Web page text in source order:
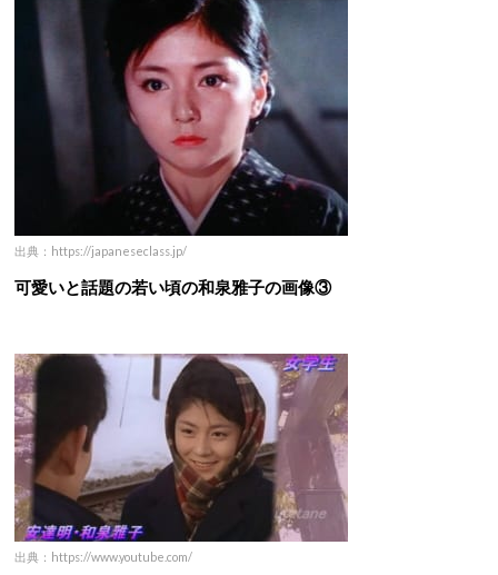
出典：https://japaneseclass.jp/
可愛いと話題の若い頃の和泉雅子の画像③
出典：https://www.youtube.com/